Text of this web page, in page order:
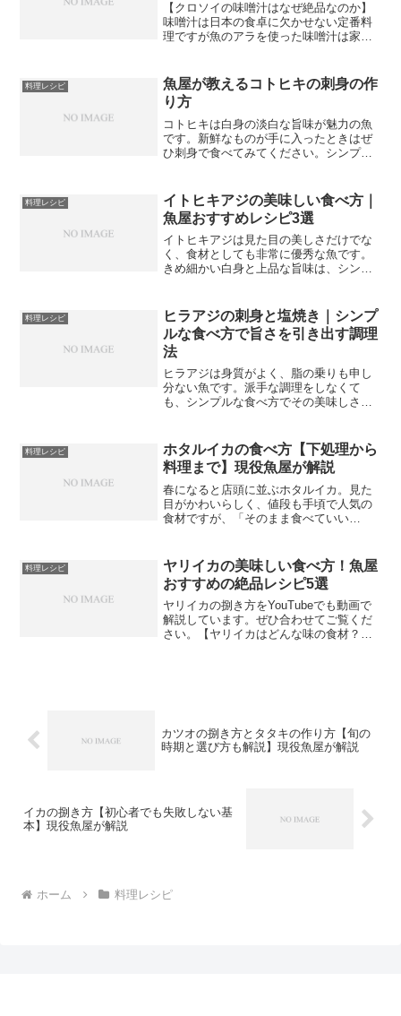
【クロソイの味噌汁はなぜ絶品なのか】
味噌汁は日本の食卓に欠かせない定番料
理ですが魚のアラを使った味噌汁は家庭
出汁パックでは出せない深みのある味わ
いが生まれるのが魚のアラ味...
料理レシピ
魚屋が教えるコトヒキの刺身の作
り方
コトヒキは白身の淡白な旨味が魅力の魚
です。新鮮なものが手に入ったときはぜ
ひ刺身で食べてみてください。シンプル
トヒキの刺身を美味しく仕上げるコツを
詳しくお伝えします。【コ...
料理レシピ
イトヒキアジの美味しい食べ方｜
魚屋おすすめレシピ3選
イトヒキアジは見た目の美しさだけでな
く、食材としても非常に優秀な魚です。
きめ細かい白身と上品な旨味は、シンプ
魚だからこそ、手に入れたときは最高の
状態で食べてほしいと思い...
料理レシピ
ヒラアジの刺身と塩焼き｜シンプ
ルな食べ方で旨さを引き出す調理
法
ヒラアジは身質がよく、脂の乗りも申し
分ない魚です。派手な調理をしなくて
も、シンプルな食べ方でその美味しさが
レシピとして、刺身と塩焼きの二種類を
丁寧に解説します。どちらも...
料理レシピ
ホタルイカの食べ方【下処理から
料理まで】現役魚屋が解説
春になると店頭に並ぶホタルイカ。見た
目がかわいらしく、値段も手頃で人気の
食材ですが、「そのまま食べていい
か。現役魚屋の私が、ホタルイカの下処
理の仕方からおいしい食べ方まで...
料理レシピ
ヤリイカの美味しい食べ方！魚屋
おすすめの絶品レシピ5選
ヤリイカの捌き方をYouTubeでも動画で
解説しています。ぜひ合わせてご覧くだ
さい。【ヤリイカはどんな味の食材？】
カツオの捌き方とタタキの作り方【旬の
時期と選び方も解説】現役魚屋が解説
イカの捌き方【初心者でも失敗しない基
本】現役魚屋が解説
ホーム 料理レシピ